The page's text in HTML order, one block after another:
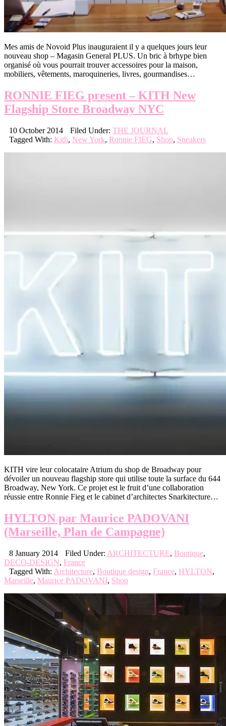
Mes amis de Novoid Plus inauguraient il y a quelques jours leur
nouveau shop – Magasin General PLUS. Un bric à brhype bien
organisé où vous pourrait trouver accessoires pour la maison,
mobiliers, vêtements, maroquineries, livres, gourmandises…
RONNIE FIEG present – KITH New
Flagship Store Broadway NYC
10 October 2014 Filed Under: THE JOURNAL
Tagged With: Kith, New York, Ronnie FIEG, Shop, Sneakers
KITH vire leur colocataire Atrium du shop de Broadway pour
dévoiler un nouveau flagship store qui utilise toute la surface du 644
Broadway, New York. Ce projet est le fruit d’une collaboration
réussie entre Ronnie Fieg et le cabinet d’architectes Snarkitecture…
HYLTON par Maurice PADOVANI
(Marseille, Plan de Campagne)
8 January 2014 Filed Under: ARCHITECTURE, Boutique,
DECO-DESIGN, France
Tagged With: Architecture, Boutique design, France, HYLTON,
Marseille, Maurice PADOVANI, Shop